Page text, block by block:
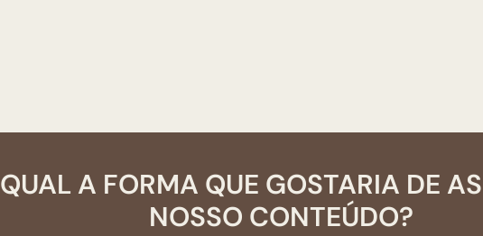
QUAL A FORMA QUE GOSTARIA DE
NOSSO CONTEÚDO?